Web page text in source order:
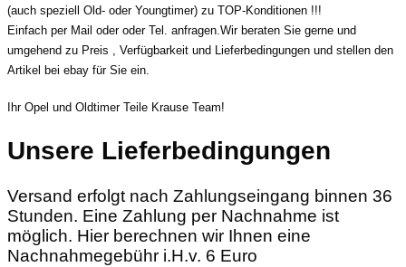
(auch speziell Old- oder Youngtimer) zu TOP-Konditionen !!!
Einfach per Mail oder oder Tel. anfragen.Wir beraten Sie gerne und
umgehend zu Preis , Verfügbarkeit und Lieferbedingungen und stellen den
Artikel bei ebay für Sie ein.
Ihr Opel und Oldtimer Teile Krause Team!
Unsere Lieferbedingungen
Versand erfolgt nach Zahlungseingang binnen 36
Stunden. Eine Zahlung per Nachnahme ist
möglich. Hier berechnen wir Ihnen eine
Nachnahmegebühr i.H.v. 6 Euro